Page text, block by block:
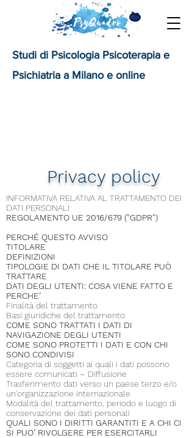
Studi di Psicologia Psicoterapia e
Psichiatria a Milano e online
Privacy policy
INFORMATIVA RELATIVA AL TRATTAMENTO DEI
DATI PERSONALI
REGOLAMENTO UE 2016/679 ("GDPR")
PERCHÉ QUESTO AVVISO
TITOLARE
DEFINIZIONI
TIPOLOGIE DI DATI CHE IL TITOLARE PUÒ
TRATTARE
DATI DEGLI UTENTI: COSA VIENE FATTO E
PERCHE’
Finalità del trattamento
Basi giuridiche del trattamento
COME SONO TRATTATI I DATI DI
NAVIGAZIONE DEGLI UTENTI
COME SONO PROTETTI I DATI E CON CHI
SONO CONDIVISI
Categoria di soggetti ai quali i dati possono
essere comunicati – Diffusione
Trasferimento dati verso un paese terzo e/o
un'organizzazione internazionale
Modalità del trattamento, periodo e luogo di
conservazione dei dati personali
QUALI SONO I DIRITTI GARANTITI E A CHI CI
SI PUO’ RIVOLGERE PER ESERCITARLI